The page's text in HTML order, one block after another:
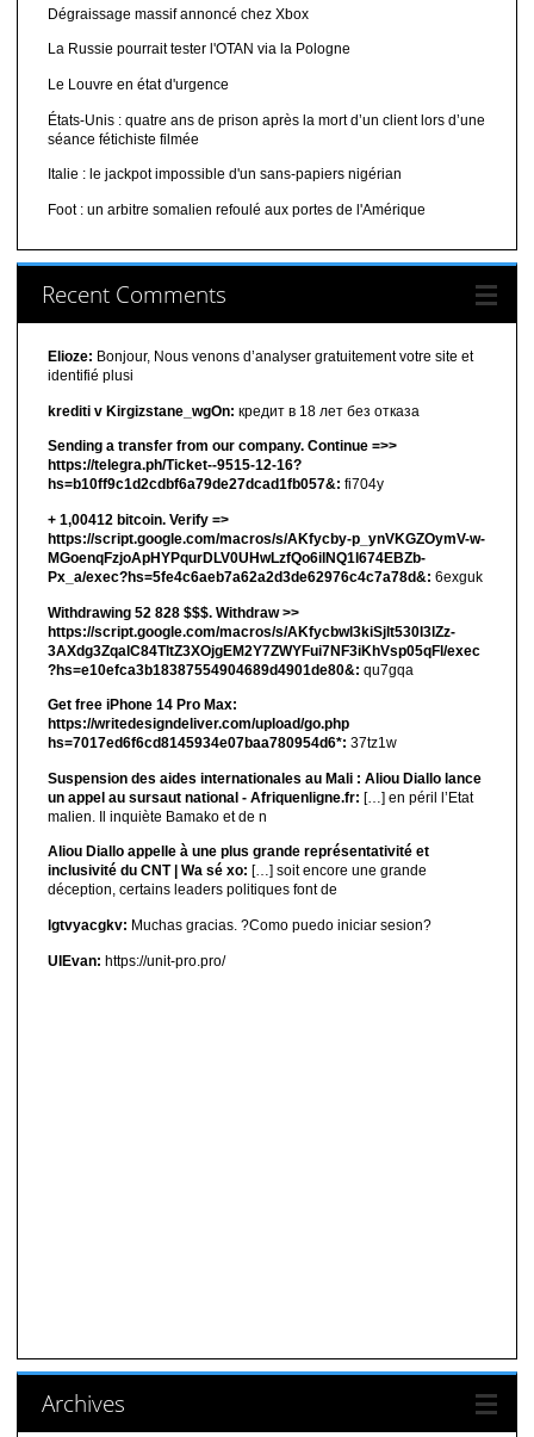
Dégraissage massif annoncé chez Xbox
La Russie pourrait tester l'OTAN via la Pologne
Le Louvre en état d'urgence
États-Unis : quatre ans de prison après la mort d’un client lors d’une
séance fétichiste filmée
Italie : le jackpot impossible d'un sans-papiers nigérian
Foot : un arbitre somalien refoulé aux portes de l'Amérique
Recent Comments
Elioze: Bonjour, Nous venons d’analyser gratuitement votre site et
identifié plusi
krediti v Kirgizstane_wgOn: кредит в 18 лет без отказа
Sending a transfer from our company. Continue =>>
https://telegra.ph/Ticket--9515-12-16?
hs=b10ff9c1d2cdbf6a79de27dcad1fb057&: fi704y
+ 1,00412 bitсоin. Verify =>
https://script.google.com/macros/s/AKfycby-p_ynVKGZOymV-w-
MGoenqFzjoApHYPqurDLV0UHwLzfQo6ilNQ1l674EBZb-
Px_a/exec?hs=5fe4c6aeb7a62a2d3de62976c4c7a78d&: 6exguk
Withdrawing 52 828 $$$. Withdrаw >>
https://script.google.com/macros/s/AKfycbwl3kiSjlt530I3lZz-
3AXdg3ZqalC84TltZ3XOjgEM2Y7ZWYFui7NF3iKhVsp05qFl/exec
?hs=e10efca3b18387554904689d4901de80&: qu7gqa
Get free iPhone 14 Pro Max:
https://writedesigndeliver.com/upload/go.php
hs=7017ed6f6cd8145934e07baa780954d6*: 37tz1w
Suspension des aides internationales au Mali : Aliou Diallo lance
un appel au sursaut national - Afriquenligne.fr: […] en péril l’Etat
malien. Il inquiète Bamako et de n
Aliou Diallo appelle à une plus grande représentativité et
inclusivité du CNT | Wa sé xo: […] soit encore une grande
déception, certains leaders politiques font de
lgtvyacgkv: Muchas gracias. ?Como puedo iniciar sesion?
UIEvan: https://unit-pro.pro/
Archives